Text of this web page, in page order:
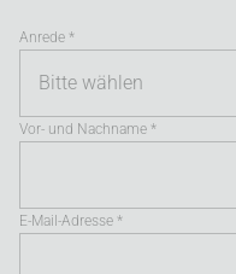
Anrede *
Vor- und Nachname *
E-Mail-Adresse *